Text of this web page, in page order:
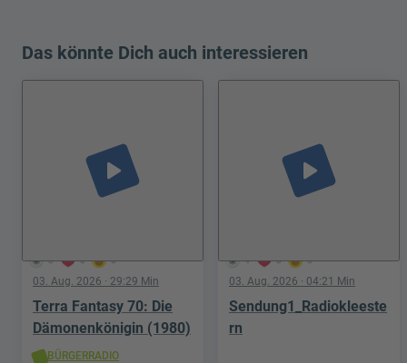
Das könnte Dich auch interessieren
3 0 0
play_arrow
03. Aug. 2026 · 29:29 Min
Terra Fantasy 70: Die
Dämonenkönigin (1980)
BÜRGERRADIO
4 0 0
play_arrow
03. Aug. 2026 · 04:21 Min
Sendung1_Radiokleeste
rn